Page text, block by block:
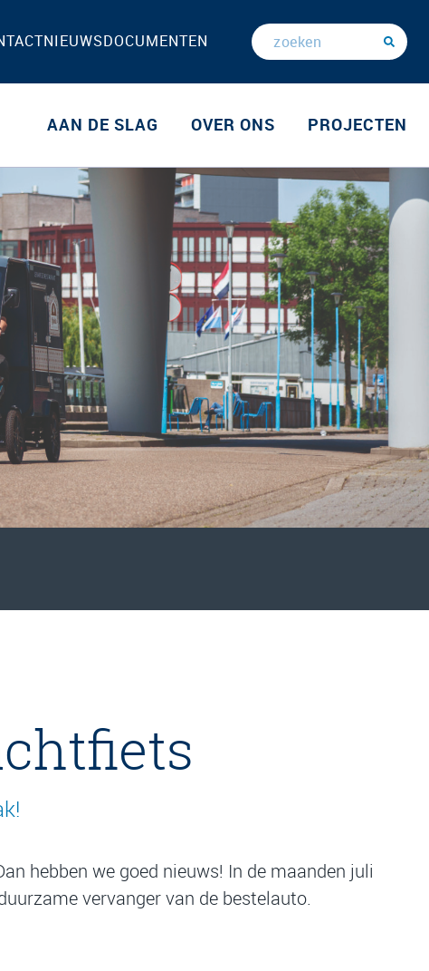
NIEUWSDOCUMENTEN
AAN DE SLAG OVER ONS PROJECTEN
hebben we goed nieuws! In de maanden juli
vervanger van de bestelauto.